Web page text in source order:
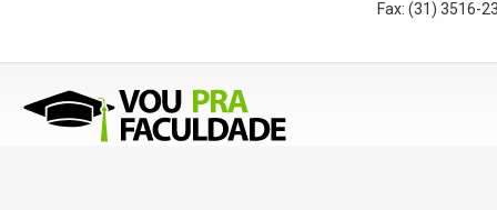
Fax: (31) 3516-